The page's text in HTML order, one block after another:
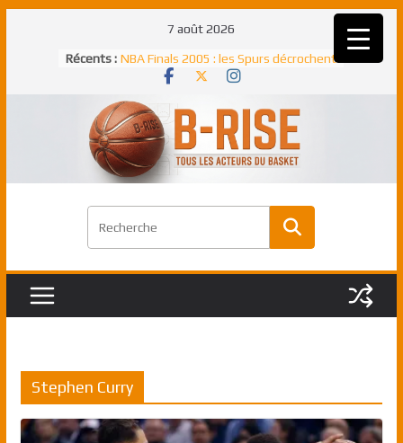
7 août 2026
Récents : meilleur défenseur d’une saison NBA
NBA Finals 2005 : les Spurs décrochent
un troisième titre NBA, la rude bataille
face aux Pistons
NBA Finals 2021 : les Bucks et Giannis
Antetokounmpo triomphent, le Greek
Freek élu MVP
match à plus de 40 points en NBA, le
canadien transcendant face aux Spurs
Pau Gasol dans l’histoire en 2002 :
Stephen Curry